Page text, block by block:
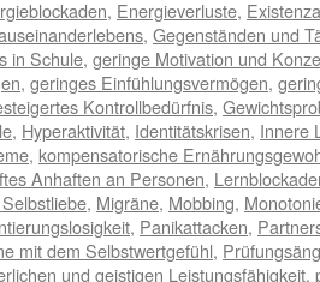
, Energieverluste,
, Gegenständen und
in Schule, geringe Motivation und
, geringes Einfühlungsvermögen,
Kontrollbedürfnis,
, Hyperaktivität, Identitätskrisen, Innere
, kompensatorische
Anhaften an Personen,
, Migräne, Mobbing,
, Panikattacken,
mit dem Selbstwertgefühl,
und geistigen Leistungsfähigkeit,